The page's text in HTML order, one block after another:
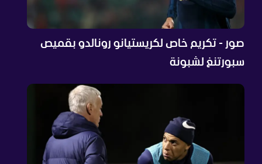
صور - تكريم خاص لكريستيانو رونالدو بقميص
سبورتنغ لشبونة